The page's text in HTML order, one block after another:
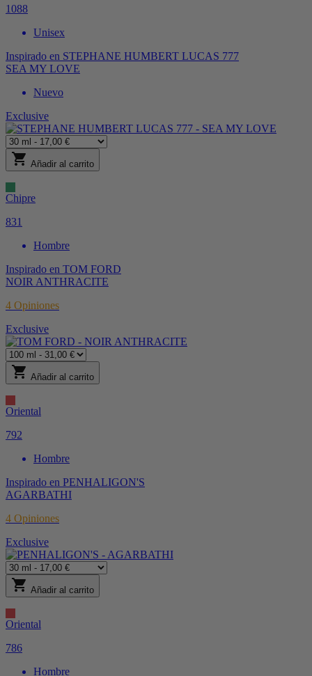
1088
Unisex
Inspirado en STEPHANE HUMBERT LUCAS 777
SEA MY LOVE
Nuevo
Exclusive
shopping_cart Añadir al carrito
Chipre
831
Hombre
Inspirado en TOM FORD
NOIR ANTHRACITE
4 Opiniones
Exclusive
shopping_cart Añadir al carrito
Oriental
792
Hombre
Inspirado en PENHALIGON'S
AGARBATHI
4 Opiniones
Exclusive
shopping_cart Añadir al carrito
Oriental
786
Hombre